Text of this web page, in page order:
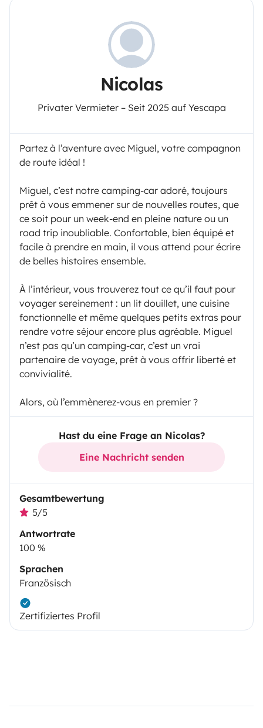
Nicolas
Privater Vermieter – Seit 2025 auf Yescapa
Partez à l’aventure avec Miguel, votre compagnon
de route idéal !
Miguel, c’est notre camping-car adoré, toujours
prêt à vous emmener sur de nouvelles routes, que
ce soit pour un week-end en pleine nature ou un
road trip inoubliable. Confortable, bien équipé et
facile à prendre en main, il vous attend pour écrire
de belles histoires ensemble.
À l’intérieur, vous trouverez tout ce qu’il faut pour
voyager sereinement : un lit douillet, une cuisine
fonctionnelle et même quelques petits extras pour
rendre votre séjour encore plus agréable. Miguel
n’est pas qu’un camping-car, c’est un vrai
partenaire de voyage, prêt à vous offrir liberté et
convivialité.
Alors, où l’emmènerez-vous en premier ?
Hast du eine Frage an Nicolas?
Eine Nachricht senden
Gesamtbewertung
5/5
Antwortrate
100 %
Sprachen
Französisch
Zertifiziertes Profil